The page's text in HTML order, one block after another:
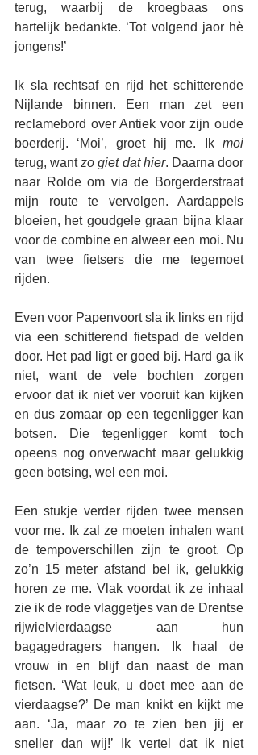
terug, waarbij de kroegbaas ons
hartelijk bedankte. ‘Tot volgend jaor hè
jongens!’
Ik sla rechtsaf en rijd het schitterende
Nijlande binnen. Een man zet een
reclamebord over Antiek voor zijn oude
boerderij. ‘Moi’, groet hij me. Ik moi
terug, want zo giet dat hier. Daarna door
naar Rolde om via de Borgerderstraat
mijn route te vervolgen. Aardappels
bloeien, het goudgele graan bijna klaar
voor de combine en alweer een moi. Nu
van twee fietsers die me tegemoet
rijden.
Even voor Papenvoort sla ik links en rijd
via een schitterend fietspad de velden
door. Het pad ligt er goed bij. Hard ga ik
niet, want de vele bochten zorgen
ervoor dat ik niet ver vooruit kan kijken
en dus zomaar op een tegenligger kan
botsen. Die tegenligger komt toch
opeens nog onverwacht maar gelukkig
geen botsing, wel een moi.
Een stukje verder rijden twee mensen
voor me. Ik zal ze moeten inhalen want
de tempoverschillen zijn te groot. Op
zo’n 15 meter afstand bel ik, gelukkig
horen ze me. Vlak voordat ik ze inhaal
zie ik de rode vlaggetjes van de Drentse
rijwielvierdaagse aan hun
bagagedragers hangen. Ik haal de
vrouw in en blijf dan naast de man
fietsen. ‘Wat leuk, u doet mee aan de
vierdaagse?’ De man knikt en kijkt me
aan. ‘Ja, maar zo te zien ben jij er
sneller dan wij!’ Ik vertel dat ik niet